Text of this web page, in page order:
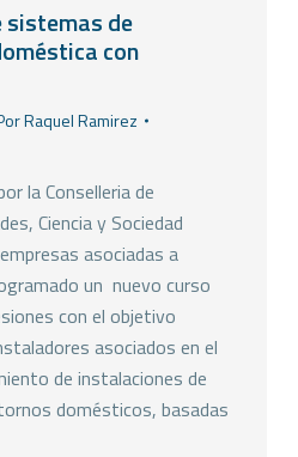
de
con
Raquel Ramirez
la Conselleria de
Ciencia y Sociedad
asociadas a
un nuevo curso
con el objetivo
asociados en el
de instalaciones de
domésticos, basadas